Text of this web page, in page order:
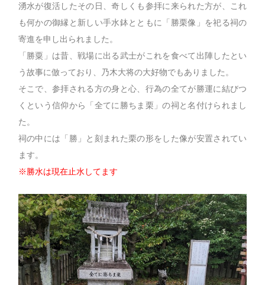
湧水が復活したその日、奇しくも参拝に来られた方が、これ
も何かの御縁と新しい手水鉢とともに「勝栗像」を祀る祠の
寄進を申し出られました。
「勝粟」は昔、戦場に出る武士がこれを食べて出陣したとい
う故事に倣っており、乃木大将の大好物でもありました。
そこで、参拝される方の身と心、行為の全てが勝運に結びつ
くという信仰から「全てに勝ちま栗」の祠と名付けられまし
た。
祠の中には「勝」と刻まれた栗の形をした像が安置されてい
ます。
※勝水は現在止水してます